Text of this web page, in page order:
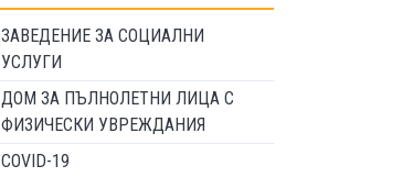
ЗАВЕДЕНИЕ ЗА СОЦИАЛНИ
УСЛУГИ
ДОМ ЗА ПЪЛНОЛЕТНИ ЛИЦА С
ФИЗИЧЕСКИ УВРЕЖДАНИЯ
COVID-19